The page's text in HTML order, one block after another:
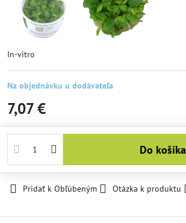
In-vitro
Na objednávku u dodávateľa
7,07 €
Do košíka
Pridať k Obľúbeným Otázka k produktu